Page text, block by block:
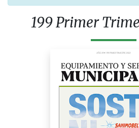
199 Primer